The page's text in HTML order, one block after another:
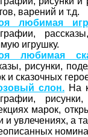
варений и т.д.
любимая
игрушку.
любимая
рисунки,
и сказочных
слон. На
марок,
и увлечениях, а